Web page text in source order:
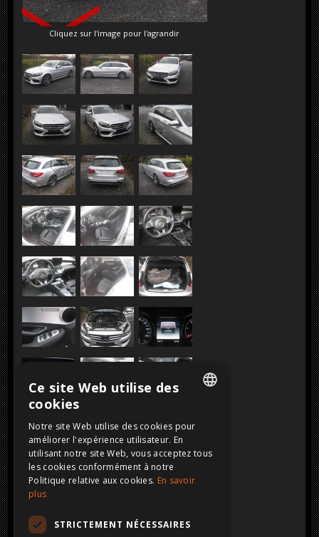
VENDU
Cliquez sur l'image pour l'agrandir
FRENCH
Ce site Web utilise des
cookies
Notre site Web utilise des cookies pour
améliorer l'expérience utilisateur. En
utilisant notre site Web, vous acceptez tous
les cookies conformément à notre
Politique relative aux cookies. En savoir
plus
STRICTEMENT NÉCESSAIRES